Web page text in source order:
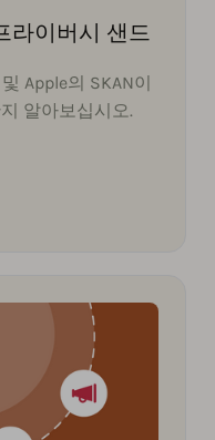
라이버시 샌드
Apple의 SKAN이
알아보십시오.